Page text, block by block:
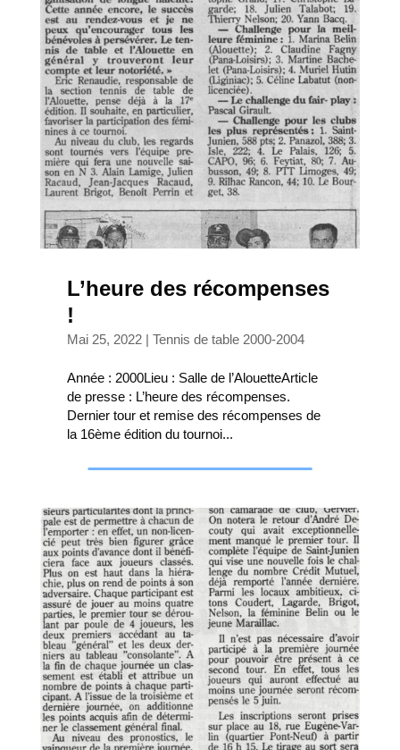
L’heure des récompenses
!
Mai 25, 2022| Tennis de table 2000-2004
Année : 2000Lieu : Salle de l’AlouetteArticle
de presse : L’heure des récompenses.
Dernier tour et remise des récompenses de
la 16ème édition du tournoi...